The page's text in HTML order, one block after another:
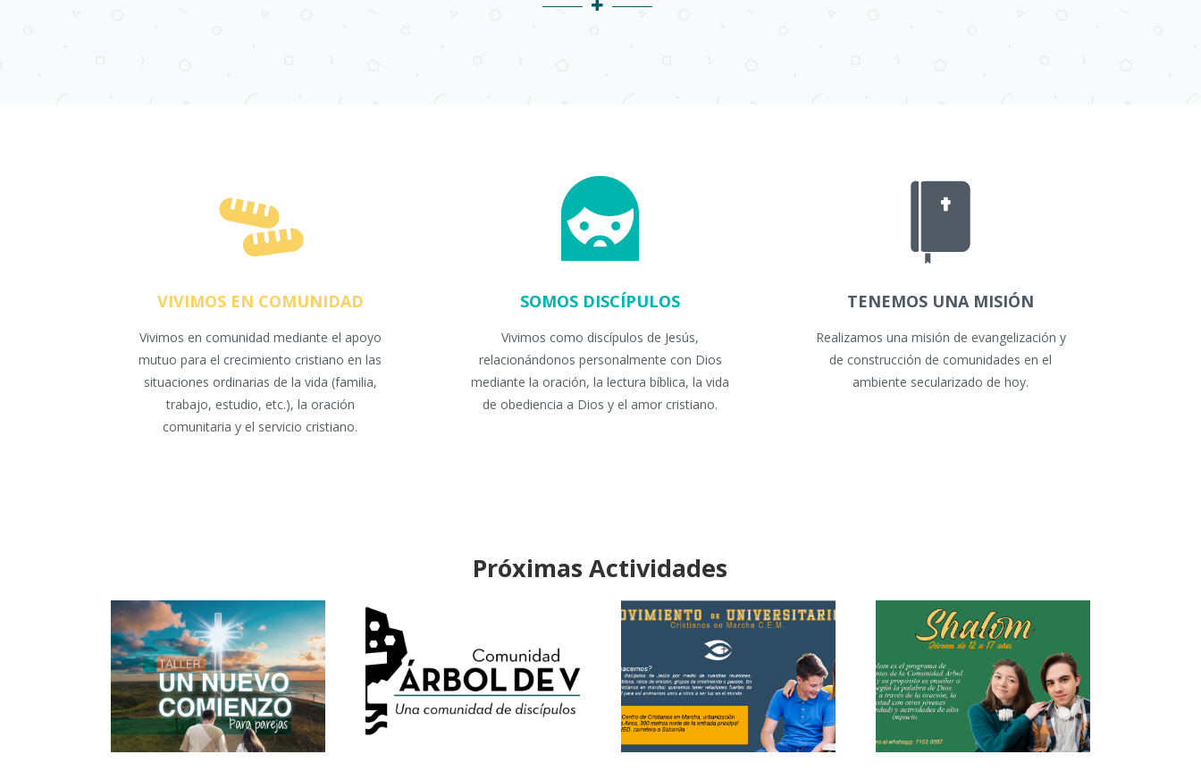
VIVIMOS EN COMUNIDAD
Vivimos en comunidad mediante el apoyo
mutuo para el crecimiento cristiano en las
situaciones ordinarias de la vida (familia,
trabajo, estudio, etc.), la oración
comunitaria y el servicio cristiano.
SOMOS DISCÍPULOS
Vivimos como discípulos de Jesús,
relacionándonos personalmente con Dios
mediante la oración, la lectura bíblica, la vida
de obediencia a Dios y el amor cristiano.
TENEMOS UNA MISIÓN
Realizamos una misión de evangelización y
de construcción de comunidades en el
ambiente secularizado de hoy.
Próximas Actividades